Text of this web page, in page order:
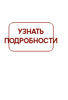
УЗНАТЬ
ПОДРОБНОСТИ